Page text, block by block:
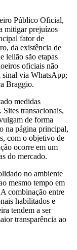
Público Oficial,
mitigar prejuízos
fator de
da existência de
leilão são etapas
oficiais não
sinal via WhatsApp;
Braggio.
medidas
transacionais,
de forma
na página principal,
com o objetivo de
ocorre em um
do mercado.
no ambiente
mesmo tempo em
combinação entre
habilitados e
tendem a ser
transparência ao